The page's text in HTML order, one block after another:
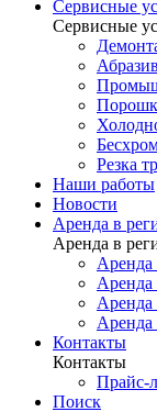
Сервисные
Сервисные
Резка
Наши работы
Новости
Аренда в
Аренда в
Аренда
Аренда
Аренда
Аренда
Контакты
Контакты
Прайс-
Поиск